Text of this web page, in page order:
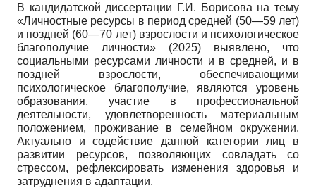
В кандидатской диссертации Г.И. Борисова на тему
«Личностные ресурсы в период средней (50—59 лет)
и поздней (60—70 лет) взрослости и психологическое
благополучие личности» (2025) выявлено, что
социальными ресурсами личности и в средней, и в
поздней взрослости, обеспечивающими
психологическое благополучие, являются уровень
образования, участие в профессиональной
деятельности, удовлетворенность материальным
положением, проживание в семейном окружении.
Актуально и содействие данной категории лиц в
развитии ресурсов, позволяющих совладать со
стрессом, рефлексировать изменения здоровья и
затруднения в адаптации.